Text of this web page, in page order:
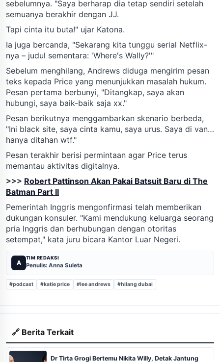
sebelumnya. "Saya berharap dia tetap sendiri setelah
semuanya berakhir dengan JJ.
Tapi cinta itu buta!" ujar Katona.
Ia juga bercanda, "Sekarang kita tunggu serial Netflix-
nya – judul sementara: 'Where's Wally?'"
Sebelum menghilang, Andrews diduga mengirim pesan
teks kepada Price yang menunjukkan masalah hukum.
Pesan pertama berbunyi, "Ditangkap, saya akan
hubungi, saya baik-baik saja xx."
Pesan berikutnya menggambarkan skenario berbeda,
"Ini black site, saya cinta kamu, saya urus. Saya di van…
hanya ditahan wtf."
Pesan terakhir berisi permintaan agar Price terus
memantau aktivitas digitalnya.
>>> Robert Pattinson Akan Pakai Batsuit Baru di The
Batman Part II
Pemerintah Inggris mengonfirmasi telah memberikan
dukungan konsuler. "Kami mendukung keluarga seorang
pria Inggris dan berhubungan dengan otoritas
setempat," kata juru bicara Kantor Luar Negeri.
A
TIM REDAKSI
Penulis: Anna Suleta
#podcast #katie price #lee andrews #hilang dubai
🔗 Berita Terkait
Dr Tirta Grogi Bertemu Nikita Willy, Detak Jantung